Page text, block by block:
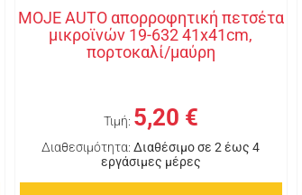
MOJE AUTO απορροφητική πετσέτα
μικροϊνών 19-632 41x41cm,
πορτοκαλί/μαύρη
Τιμή: 5,20 €
Διαθεσιμότητα: Διαθέσιμο σε 2 έως 4
εργάσιμες μέρες